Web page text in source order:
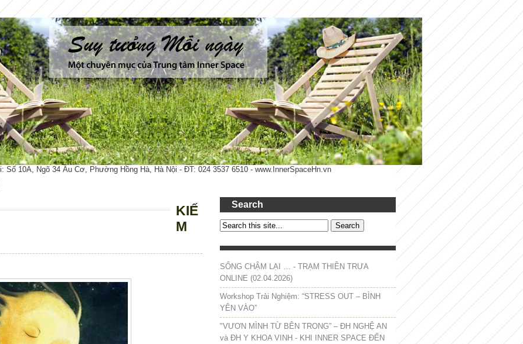
Số 10A, Ngõ 34 Âu Cơ, Phường Hồng Hà, Hà Nội - ĐT: 024 3537 6510 - www.InnerSpaceHn.vn
KIẾ
M
Search
SỐNG CHẬM LẠI … - TRẠM THIỀN TRƯA
ONLINE (02.04.2026)
Workshop Trải Nghiệm: “STRESS OUT – BÌNH
YÊN VÀO”
"VƯƠN MÌNH TỪ BÊN TRONG” – ĐH NGHỆ AN
và ĐH Y KHOA VINH - KHI INNER SPACE ĐẾN